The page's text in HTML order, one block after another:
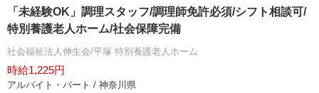
「未経験OK」調理スタッフ/調理師免許必須/シフト相談可/
特別養護老人ホーム/社会保障完備
社会福祉法人伸生会/平塚 特別養護老人ホーム
時給1,225円
アルバイト・パート / 神奈川県